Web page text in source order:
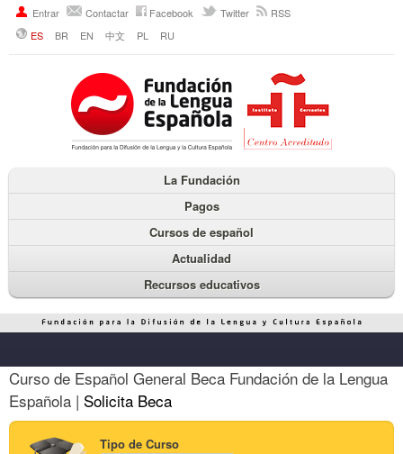
Entrar Contactar Facebook Twitter
RSS
ES
BR EN 中文 PL RU
La Fundación
Pagos
Cursos de español
Actualidad
Recursos educativos
Curso de Español General Beca Fundación de la Lengua
Española | Solicita Beca
Tipo de Curso